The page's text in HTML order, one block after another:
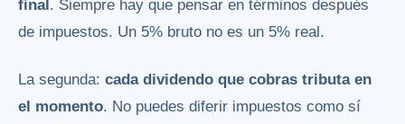
final . Siempre hay que pensar en términos después
de impuestos. Un 5% bruto no es un 5% real.
La segunda: cada dividendo que cobras tributa en
el momento. No puedes diferir impuestos como sí